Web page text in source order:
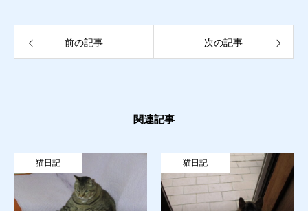
前の記事 次の記事
関連記事